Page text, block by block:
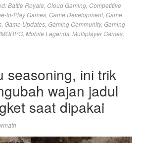
Battle Royale Cloud Gaming Competitive
to-Play Games Game Development, Game
Game Updates Gaming Community, Gaming
Mobile Legends Multiplayer Games
seasoning, ini trik
wajan jadul
saat dipakai